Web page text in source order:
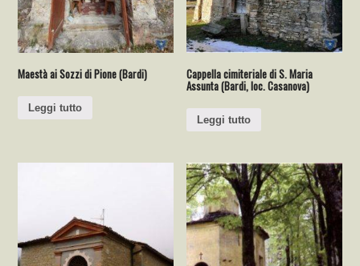
Maestà ai Sozzi di Pione (Bardi)
Leggi tutto
Cappella cimiteriale di S. Maria
Assunta (Bardi, loc. Casanova)
Leggi tutto